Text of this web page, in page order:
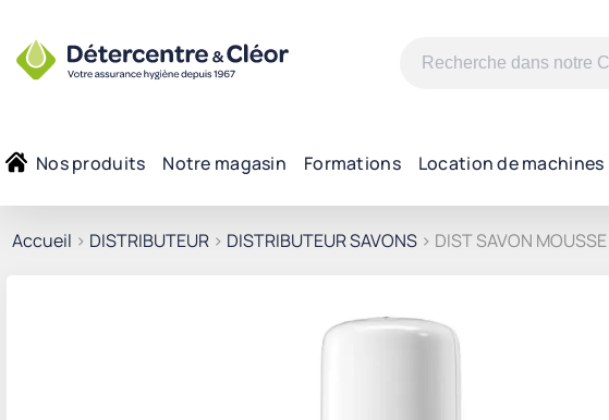
Recherche
Nos produits Notre magasin Formations Location de machines
Accueil > DISTRIBUTEUR > DISTRIBUTEUR SAVONS > DIST SAVON